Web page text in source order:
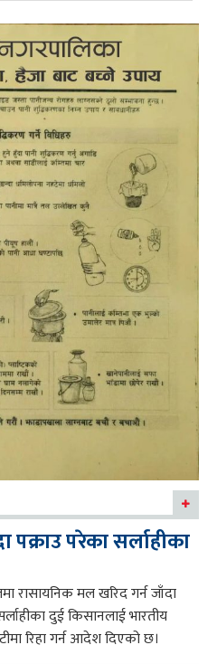
पक्राउ परेका सर्लाहीका
रासायनिक मल खरिद गर्न जाँदा
दुई किसानलाई भारतीय
रिहा गर्न आदेश दिएको छ।